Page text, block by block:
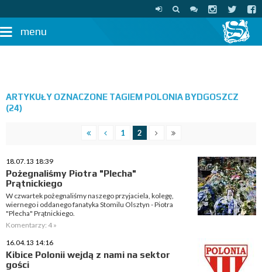
menu
ARTYKUŁY OZNACZONE TAGIEM POLONIA BYDGOSZCZ
(24)
1 2
18.07.13 18:39
Pożegnaliśmy Piotra "Plecha"
Prątnickiego
W czwartek pożegnaliśmy naszego przyjaciela, kolegę,
wiernego i oddanego fanatyka Stomilu Olsztyn - Piotra
"Plecha" Prątnickiego.
Komentarzy: 4 »
16.04.13 14:16
Kibice Polonii wejdą z nami na sektor
gości